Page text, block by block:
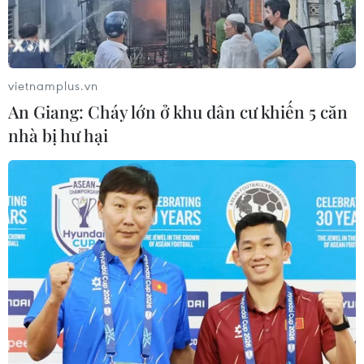
hàng bán lẻ hiện đại trong tốp đầu khu vực./.
(Vietnam+)
#SHB #Ngân hàng Busan
#doanh nghiệp
vietnamplus.vn
An Giang: Cháy lớn ở khu dân cư khiến 5 căn
nhà bị hư hại